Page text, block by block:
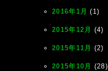
2016年1月 (1)
2015年12月 (4)
2015年11月 (2)
2015年10月 (28)